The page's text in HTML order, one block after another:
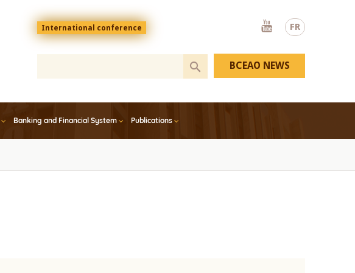
FR
Menu
top
En
International conference
Youtube
Banking and Financial System Publications
BCEAO NEWS